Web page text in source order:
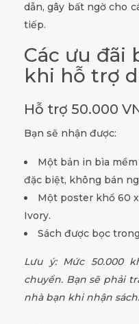
dẫn, gây bất ngờ cho
tiếp.
Các ưu đãi
khi hỗ trợ
Hỗ trợ 50.000
Bạn sẽ nhận được:
Một bản in bìa
đặc biệt, không bán
Một poster khổ 60
Ivory.
Sách được bọc
Lưu ý: Mức 50.000
chuyển. Bạn sẽ phải
nhà bạn khi nhận sách.